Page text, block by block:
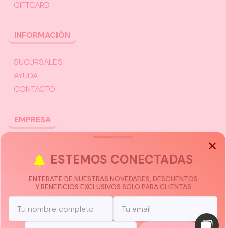
ESTEMOS CONECTADAS
ENTERATE DE NUESTRAS NOVEDADES, DESCUENTOS
Y BENEFICIOS EXCLUSIVOS SOLO PARA CLIENTAS
GIFTCARD
INFORMACIÓN
SUCURSALES
AYUDA
CONTACTO
EMPRESA
CHATEÁ CON UN ASESOR
Châtelet © 2026 Todos los derechos reservados.